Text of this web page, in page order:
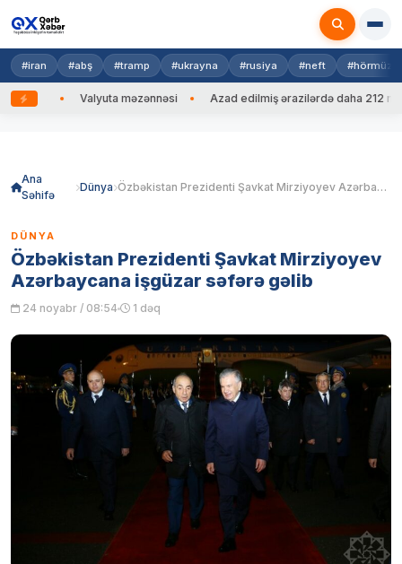
#iran #abş #tramp #ukrayna #rusiya #neft #hörmüz
edib Valyuta məzənnəsi Azad edilmiş ərazilərdə daha 212 mina,
Ana
Səhifə
Dünya Özbəkistan Prezidenti Şavkat Mirziyoyev Azərbaycana işgüzar səfərə gəlib
DÜNYA
Özbəkistan Prezidenti Şavkat Mirziyoyev
Azərbaycana işgüzar səfərə gəlib
24 noyabr / 08:54 1 dəq